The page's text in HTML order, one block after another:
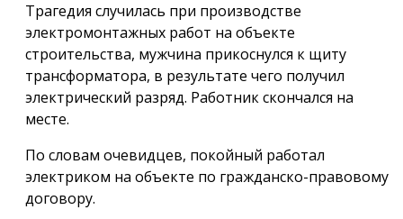
Трагедия случилась при производстве
электромонтажных работ на объекте
строительства, мужчина прикоснулся к щиту
трансформатора, в результате чего получил
электрический разряд. Работник скончался на
месте.
По словам очевидцев, покойный работал
электриком на объекте по гражданско-правовому
договору.